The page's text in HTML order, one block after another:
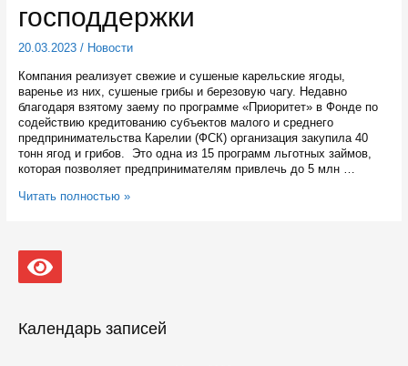
антимонопольную
господдержки
20.03.2023/ Новости
Компания реализует свежие и сушеные карельские ягоды,
варенье из них, сушеные грибы и березовую чагу. Недавно
благодаря взятому заему по программе «Приоритет» в Фонде по
содействию кредитованию субъектов малого и среднего
предпринимательства Карелии (ФСК) организация закупила 40
тонн ягод и грибов. Это одна из 15 программ льготных займов,
которая позволяет предпринимателям привлечь до 5 млн …
Компания
тонн
на
Читать полностью »
Календарь записей